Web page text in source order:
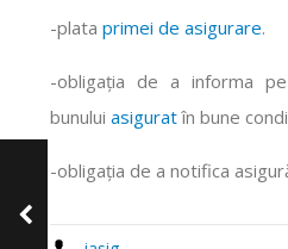
asigurat?
-plata primei de asigurare.
-obligația de a informa
bunului asiguratîn bune
-obligația de a notifica